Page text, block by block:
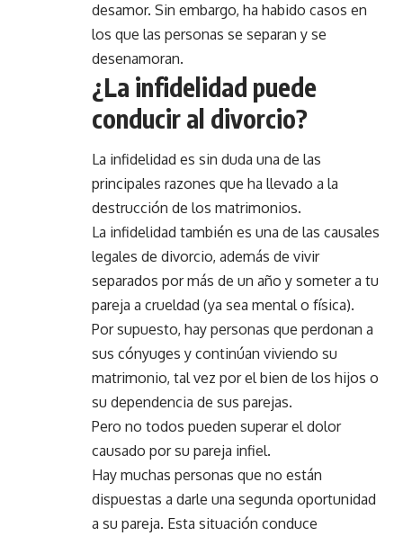
desamor. Sin embargo, ha habido casos en
los que las personas se separan y se
desenamoran.
¿La infidelidad puede
conducir al divorcio?
La infidelidad es sin duda una de las
principales razones que ha llevado a la
destrucción de los matrimonios.
La infidelidad también es una de las causales
legales de divorcio, además de vivir
separados por más de un año y someter a tu
pareja a crueldad (ya sea mental o física).
Por supuesto, hay personas que perdonan a
sus cónyuges y continúan viviendo su
matrimonio, tal vez por el bien de los hijos o
su dependencia de sus parejas.
Pero no todos pueden superar el dolor
causado por su pareja infiel.
Hay muchas personas que no están
dispuestas a darle una segunda oportunidad
a su pareja. Esta situación conduce